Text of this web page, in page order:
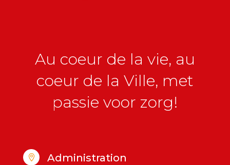
Au coeur de la vie, au
coeur de la Ville, met
passie voor zorg!
 Administration